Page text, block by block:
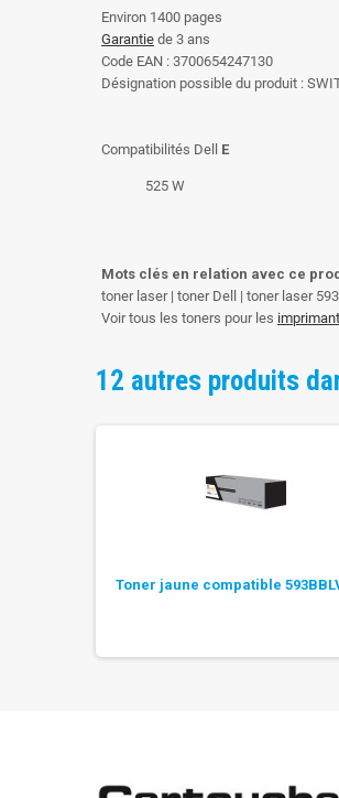
Environ 1400 pages
Garantie de 3 ans
Code EAN : 3700654247130
Désignation possible du produit :
Compatibilités Dell E
525 W
Mots clés en relation avec ce
toner laser | toner Dell | toner laser
Voir tous les toners pour les
12 autres produits
Toner jaune compatible